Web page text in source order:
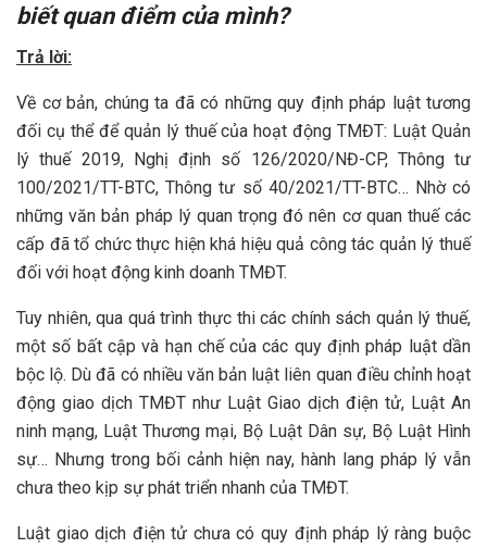
biết quan điểm của mình?
Trả lời:
Về cơ bản, chúng ta đã có những quy định pháp luật tương
đối cụ thể để quản lý thuế của hoạt động TMĐT: Luật Quản
lý thuế 2019, Nghị định số 126/2020/NĐ-CP, Thông tư
100/2021/TT-BTC, Thông tư số 40/2021/TT-BTC… Nhờ có
những văn bản pháp lý quan trọng đó nên cơ quan thuế các
cấp đã tổ chức thực hiện khá hiệu quả công tác quản lý thuế
đối với hoạt động kinh doanh TMĐT.
Tuy nhiên, qua quá trình thực thi các chính sách quản lý thuế,
một số bất cập và hạn chế của các quy định pháp luật dần
bộc lộ. Dù đã có nhiều văn bản luật liên quan điều chỉnh hoạt
động giao dịch TMĐT như Luật Giao dịch điện tử, Luật An
ninh mạng, Luật Thương mại, Bộ Luật Dân sự, Bộ Luật Hình
sự… Nhưng trong bối cảnh hiện nay, hành lang pháp lý vẫn
chưa theo kịp sự phát triển nhanh của TMĐT.
Luật giao dịch điện tử chưa có quy định pháp lý ràng buộc